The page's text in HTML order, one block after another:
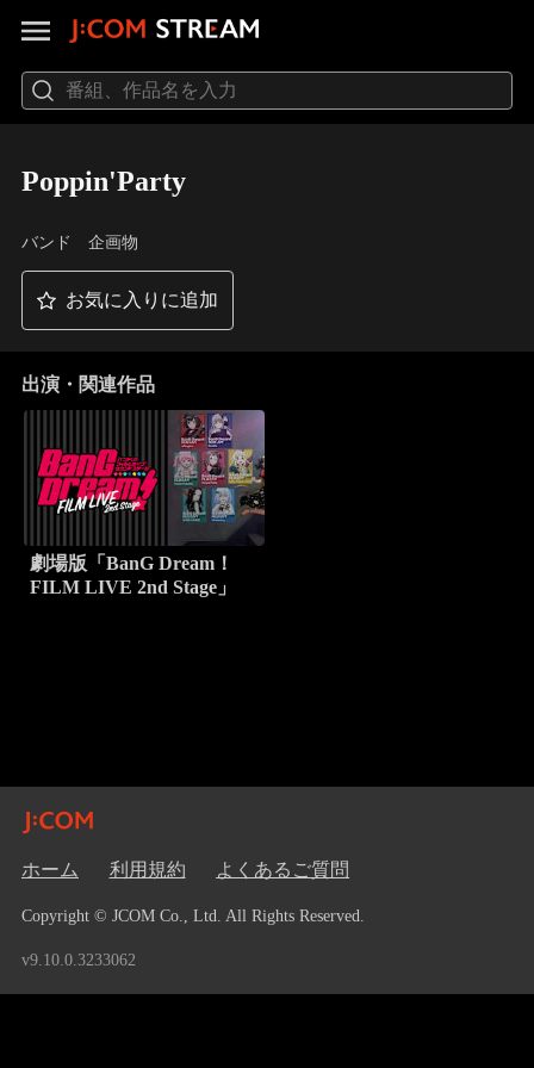
Poppin'Party
バンド 企画物
お気に入りに追加
出演・関連作品
劇場版「BanG Dream！
FILM LIVE 2nd Stage」
ホーム 利用規約 よくあるご質問
Copyright © JCOM Co., Ltd. All Rights Reserved.
v9.10.0.3233062